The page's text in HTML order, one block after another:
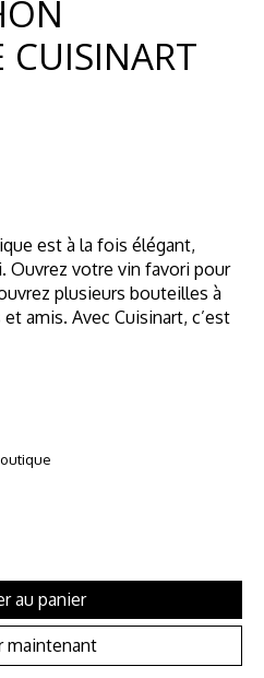
CUISINART
est à la fois élégant,
Ouvrez votre vin favori pour
plusieurs bouteilles à
amis. Avec Cuisinart, c’est
au panier
maintenant